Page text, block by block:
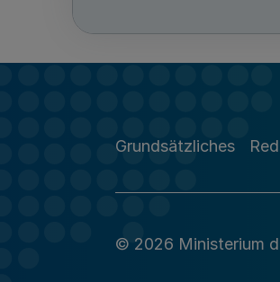
Grundsätzliches
© 2026 Ministerium